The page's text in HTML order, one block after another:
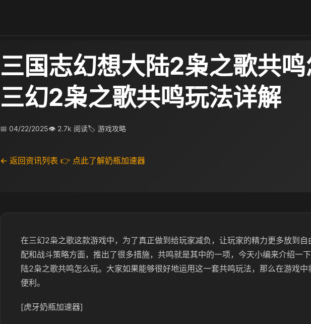
三国志幻想大陆2枭之歌共
三幻2枭之歌共鸣玩法详解
📅 04/22/2025👁 2.7k 阅读🏷 游戏攻略
← 返回资讯列表 👉 点此了解奶瓶加速器
在三幻2枭之歌这款游戏中，为了真正做到给玩家减负，让玩家的精力更多放到自
配和战斗策略方面，推出了很多措施，共鸣就是其中的一项，今天小编来介绍一
陆2枭之歌共鸣怎么玩。大家如果能够很好地运用这一套共鸣玩法，那么在游戏中
便利。
[虎牙奶瓶加速器]